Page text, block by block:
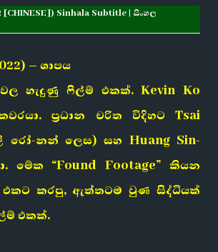
Sinhala Subtitle | සිංහල
– ශාපය
හැදුණු ෆිල්ම් එකක්. Kevin Ko
ප්‍රධාන චරිත විදිහට Tsai
රෝ-නන් ලෙස) සහ Huang Sin-
මේක “Found Footage” කියන
එකට කරපු, ඇත්තටම වුණ සිද්ධියක්
එකක්.